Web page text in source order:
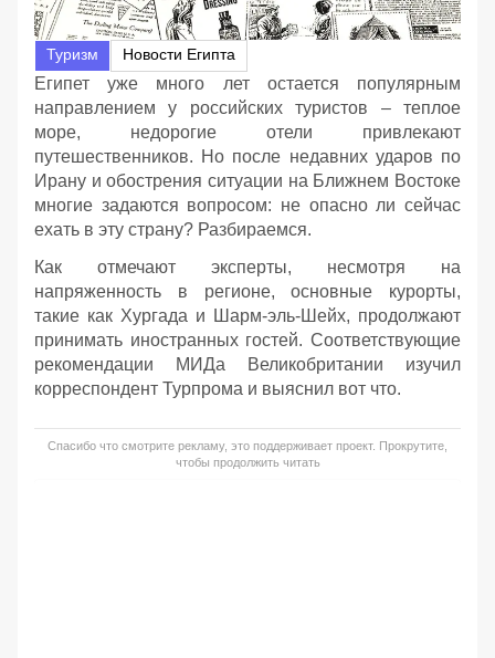
Туризм Новости Египта
Египет уже много лет остается популярным
направлением у российских туристов – теплое
море, недорогие отели привлекают
путешественников. Но после недавних ударов по
Ирану и обострения ситуации на Ближнем Востоке
многие задаются вопросом: не опасно ли сейчас
ехать в эту страну? Разбираемся.
Как отмечают эксперты, несмотря на
напряженность в регионе, основные курорты,
такие как Хургада и Шарм-эль-Шейх, продолжают
принимать иностранных гостей. Соответствующие
рекомендации МИДа Великобритании изучил
корреспондент Турпрома и выяснил вот что.
Спасибо что смотрите рекламу, это поддерживает проект. Прокрутите,
чтобы продолжить читать